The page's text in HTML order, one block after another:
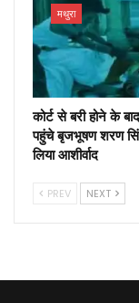
मथुरा
कोर्ट से बरी होने के
पहुंचे बृजभूषण शरण
लिया आशीर्वाद
PREV NEXT